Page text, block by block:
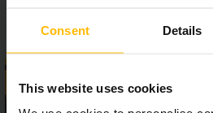
Consent Details
This website uses cookies